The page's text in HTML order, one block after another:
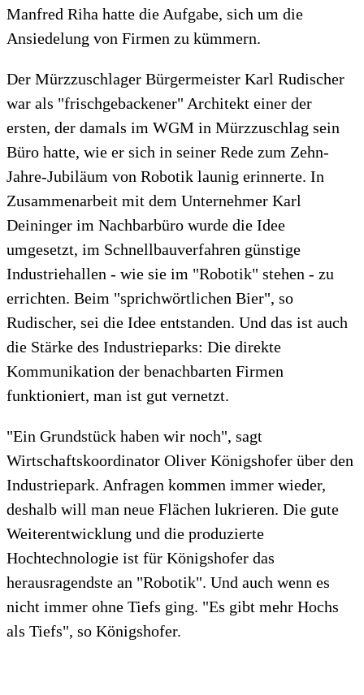
Manfred Riha hatte die Aufgabe, sich um die
Ansiedelung von Firmen zu kümmern.
Der Mürzzuschlager Bürgermeister Karl Rudischer
war als "frischgebackener" Architekt einer der
ersten, der damals im WGM in Mürzzuschlag sein
Büro hatte, wie er sich in seiner Rede zum Zehn-
Jahre-Jubiläum von Robotik launig erinnerte. In
Zusammenarbeit mit dem Unternehmer Karl
Deininger im Nachbarbüro wurde die Idee
umgesetzt, im Schnellbauverfahren günstige
Industriehallen - wie sie im "Robotik" stehen - zu
errichten. Beim "sprichwörtlichen Bier", so
Rudischer, sei die Idee entstanden. Und das ist auch
die Stärke des Industrieparks: Die direkte
Kommunikation der benachbarten Firmen
funktioniert, man ist gut vernetzt.
"Ein Grundstück haben wir noch", sagt
Wirtschaftskoordinator Oliver Königshofer über den
Industriepark. Anfragen kommen immer wieder,
deshalb will man neue Flächen lukrieren. Die gute
Weiterentwicklung und die produzierte
Hochtechnologie ist für Königshofer das
herausragendste an "Robotik". Und auch wenn es
nicht immer ohne Tiefs ging. "Es gibt mehr Hochs
als Tiefs", so Königshofer.